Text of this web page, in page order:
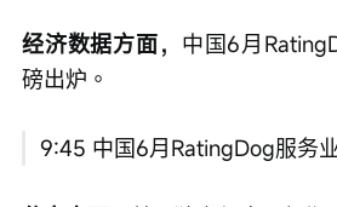
经济数据方面， 中国6月
磅出炉。
9:45 中国6月RatingDog服务